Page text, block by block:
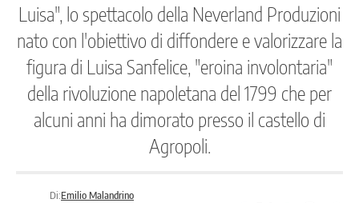
Luisa", lo spettacolo della Neverland Produzioni
nato con l'obiettivo di diffondere e valorizzare la
figura di Luisa Sanfelice, "eroina involontaria"
della rivoluzione napoletana del 1799 che per
alcuni anni ha dimorato presso il castello di
Agropoli.
Di:Emilio Malandrino